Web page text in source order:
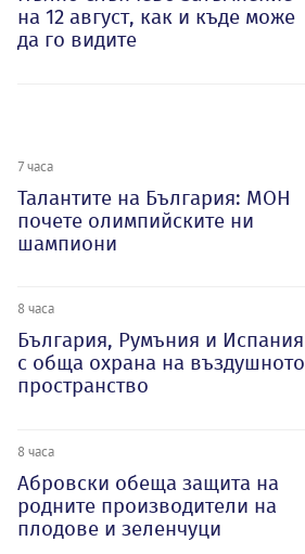
на 12 август, как и къде може
да го видите
7 часа
Талантите на България: МОН
почете олимпийските ни
шампиони
8 часа
България, Румъния и Испания
с обща охрана на въздушното
пространство
8 часа
Абровски обеща защита на
родните производители на
плодове и зеленчуци